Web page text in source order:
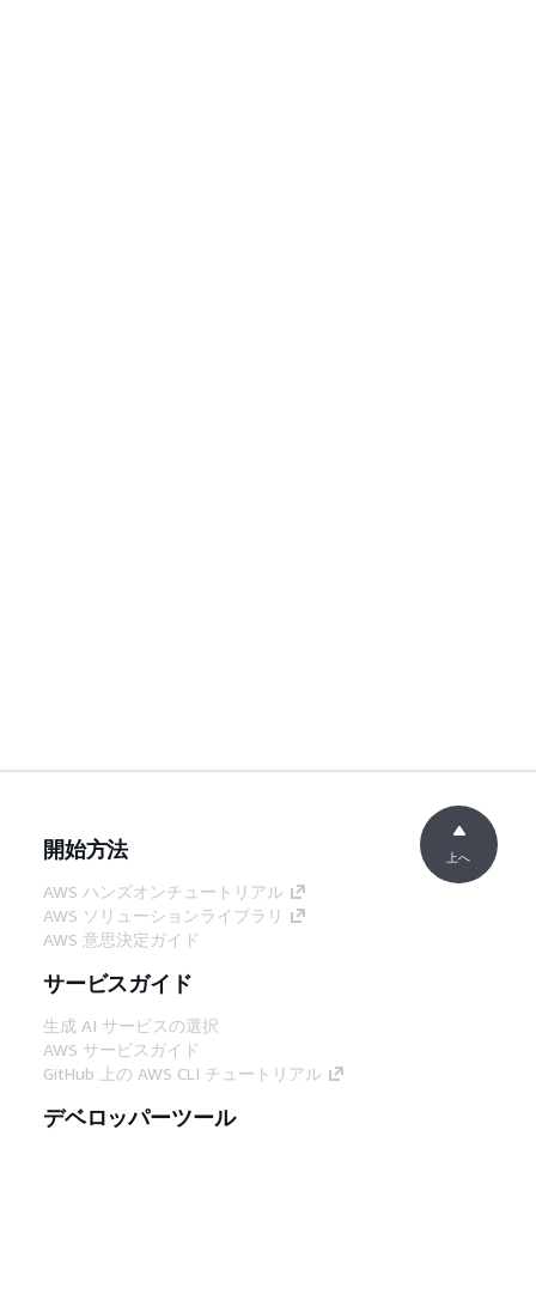
開始方法
AWS ハンズオンチュートリアル
AWS ソリューションライブラリ
AWS 意思決定ガイド
サービスガイド
生成 AI サービスの選択
AWS サービスガイド
GitHub 上の AWS CLI チュートリアル
デベロッパーツール
上へ